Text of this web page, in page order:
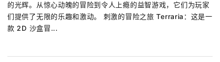
的光辉。从惊心动魄的冒险到令人上瘾的益智游戏，它们为玩家
们提供了无限的乐趣和激动。 刺激的冒险之旅 Terraria：这是一
款 2D 沙盒冒...